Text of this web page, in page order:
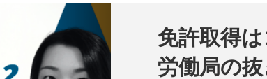
免許取得
労働局の